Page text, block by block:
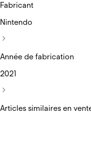
Fabricant
Nintendo
Année de fabrication
2021
Articles similaires en